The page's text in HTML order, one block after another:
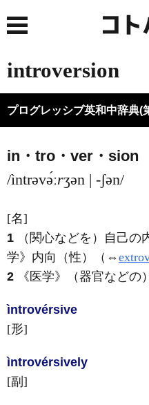
introversion
プログレッシブ英和中辞典(
in・tro・ver・sion
/ìntrəvə́ːrʒən | -ʃən/
[名]
1 （関心などを）自己の
学》 内向（性）（⇔
2
《医学》 （器官などの
ìntrovérsive
[形]
ìntrovérsively
[副]